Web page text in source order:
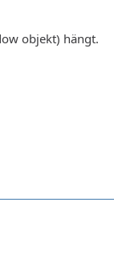
objekt) hängt.